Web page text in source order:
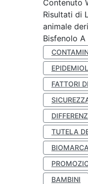
Contenuto
Risultati di
animale
Bisfenolo A
FATTORI
TUTELA
BAMBINI